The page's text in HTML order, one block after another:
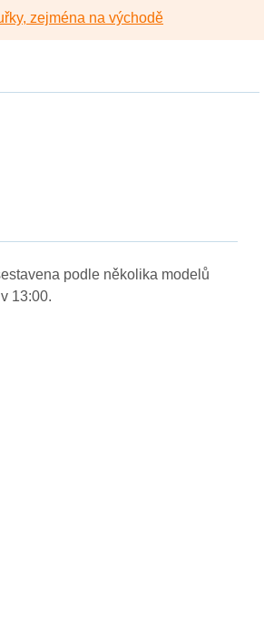
zejména na východě
podle několika modelů
13:00.